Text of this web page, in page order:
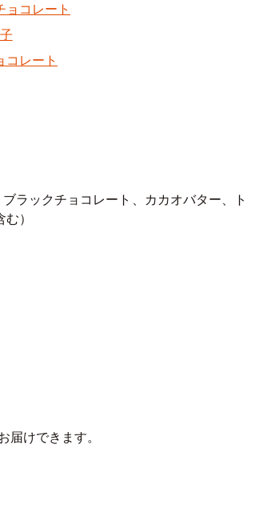
ョコレート
コレート
ラックチョコレート、カカオバター、ト
）
届けできます。